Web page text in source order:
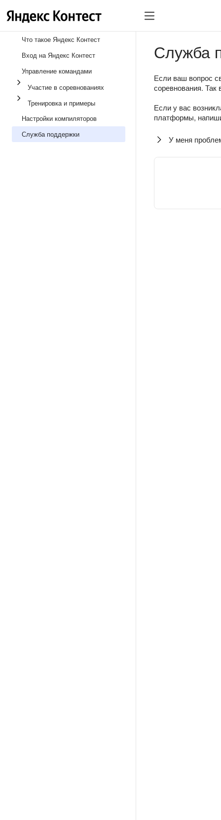
Что такое Яндекс Контест
Вход на Яндекс Контест
Управление командами
Участие в соревнованиях
Тренировка и примеры
Настройки компиляторов
Служба поддержки
Служба
Если ваш вопрос
соревнования. Так
Если у вас
платформы,
У меня